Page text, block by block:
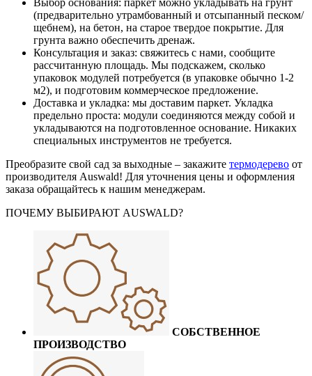
Выбор основания: паркет можно укладывать на грунт
(предварительно утрамбованный и отсыпанный песком/
щебнем), на бетон, на старое твердое покрытие. Для
грунта важно обеспечить дренаж.
Консультация и заказ: свяжитесь с нами, сообщите
рассчитанную площадь. Мы подскажем, сколько
упаковок модулей потребуется (в упаковке обычно 1-2
м2), и подготовим коммерческое предложение.
Доставка и укладка: мы доставим паркет. Укладка
предельно проста: модули соединяются между собой и
укладываются на подготовленное основание. Никаких
специальных инструментов не требуется.
Преобразите свой сад за выходные – закажите термодерево от
производителя Auswald! Для уточнения цены и оформления
заказа обращайтесь к нашим менеджерам.
ПОЧЕМУ ВЫБИРАЮТ AUSWALD?
СОБСТВЕННОЕ
ПРОИЗВОДСТВО